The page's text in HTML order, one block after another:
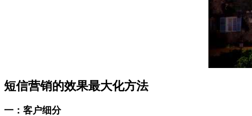
短信营销的效果最大化方法
一：客户细分